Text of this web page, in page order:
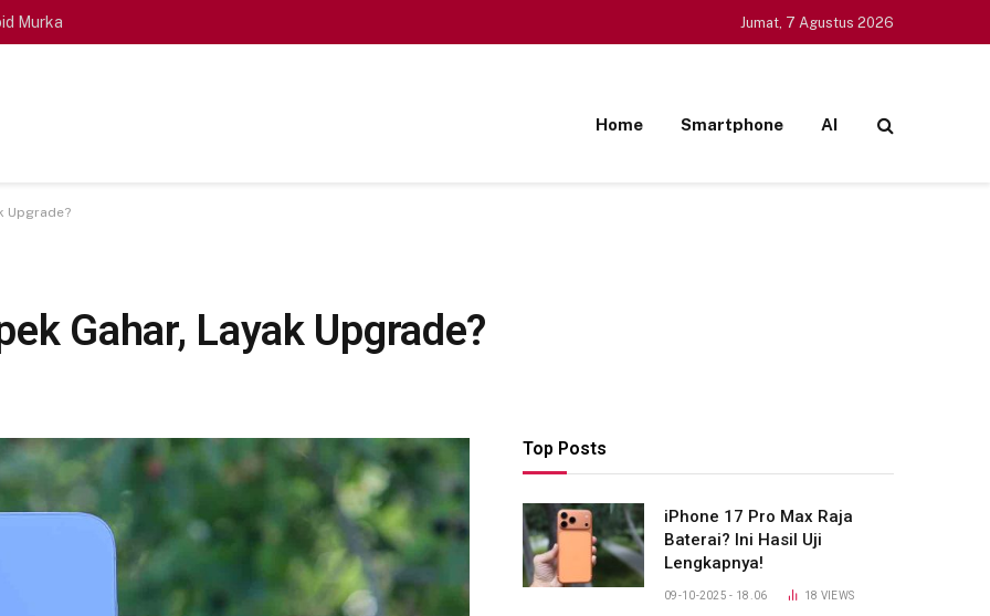
Murka Jumat, 7 Agustus 2026
Home Smartphone AI
Upgrade?
Gahar, Layak Upgrade?
Top Posts
iPhone 17 Pro Max Raja
Baterai? Ini Hasil Uji
Lengkapnya!
09-10-2025 - 18.06 18 VIEWS